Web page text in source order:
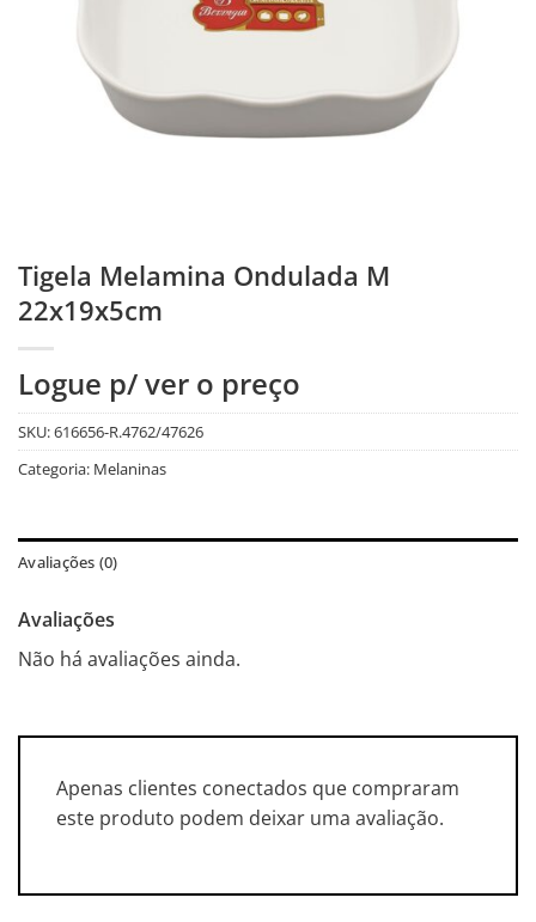
Tigela Melamina Ondulada M
22x19x5cm
Logue p/ ver o preço
SKU:616656-R.4762/47626
Categoria: Melaninas
Avaliações (0)
Avaliações
Não há avaliações ainda.
Apenas clientes conectados que compraram
este produto podem deixar uma avaliação.